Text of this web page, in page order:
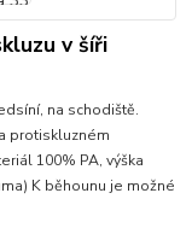
v šíři
na schodiště.
protiskluzném
100% PA, výška
K běhounu je možné